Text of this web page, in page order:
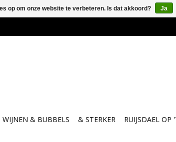
WIJNEN & BUBBELS & STERKER RUIJSDAEL OP
op om onze website te verbeteren. Is dat akkoord? Ja